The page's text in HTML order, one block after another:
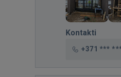
Kontakti
+371 ***